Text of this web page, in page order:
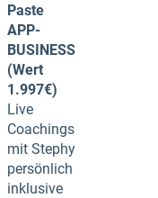
Paste
APP-
BUSINESS
(Wert
1.997€)
Live
Coachings
mit Stephy
persönlich
inklusive